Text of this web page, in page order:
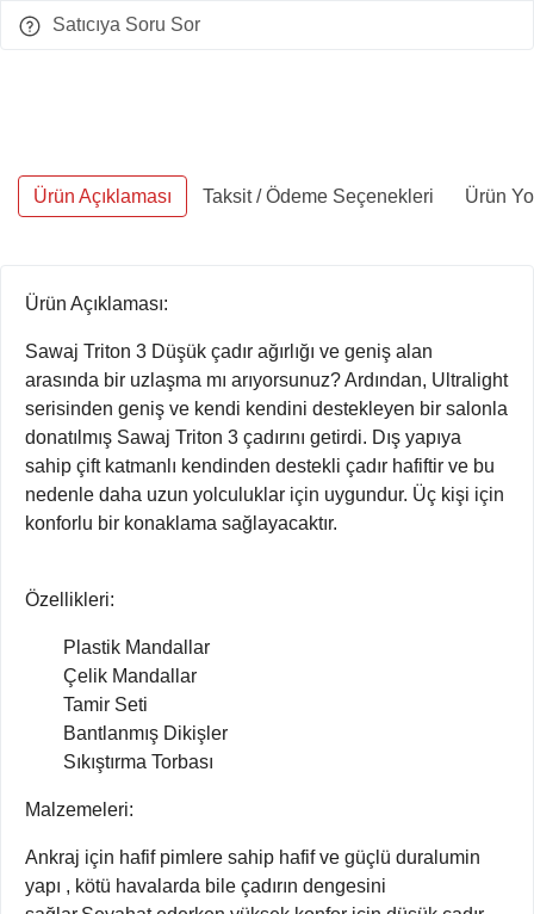
Satıcıya Soru Sor
Ürün Açıklaması Taksit / Ödeme Seçenekleri Ürün
Ürün Açıklaması:
Sawaj Triton 3 Düşük çadır ağırlığı ve geniş alan
arasında bir uzlaşma mı arıyorsunuz? Ardından, Ultralight
serisinden geniş ve kendi kendini destekleyen bir salonla
donatılmış Sawaj Triton 3 çadırını getirdi. Dış yapıya
sahip çift katmanlı kendinden destekli çadır hafiftir ve bu
nedenle daha uzun yolculuklar için uygundur. Üç kişi için
konforlu bir konaklama sağlayacaktır.
Özellikleri:
Plastik Mandallar
Çelik Mandallar
Tamir Seti
Bantlanmış Dikişler
Sıkıştırma Torbası
Malzemeleri:
Ankraj için hafif pimlere sahip hafif ve güçlü duralumin
yapı , kötü havalarda bile çadırın dengesini